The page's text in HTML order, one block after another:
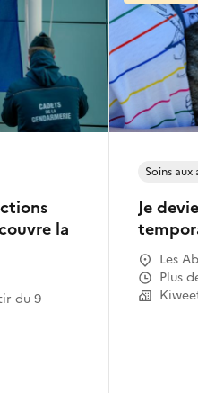
la
Je
Soins aux
Les
Le
Plus